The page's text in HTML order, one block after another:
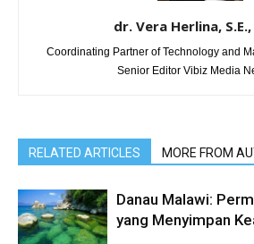
dr. Vera Herlina,
Coordinating Partner of Technology and
Senior Editor Vibiz Media
RELATED ARTICLES MORE FROM
Danau Malawi:
yang Menyimpan